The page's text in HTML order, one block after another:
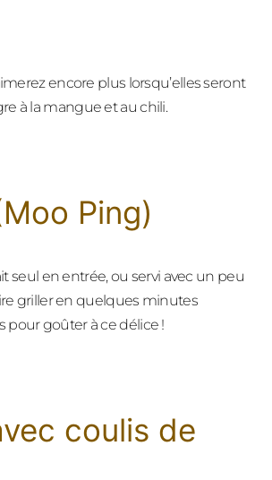
encore plus lorsqu’elles seront
à la mangue et au chili.
Ping)
seul en entrée, ou servi avec un peu
griller en quelques minutes
pour goûter à ce délice !
coulis de